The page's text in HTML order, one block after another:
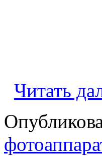
Читать